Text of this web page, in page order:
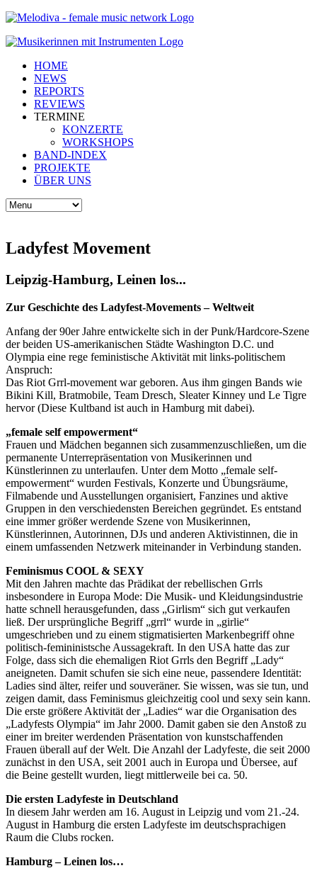
HOME
NEWS
REPORTS
REVIEWS
TERMINE
KONZERTE
WORKSHOPS
BAND-INDEX
PROJEKTE
ÜBER UNS
Ladyfest Movement
Leipzig-Hamburg, Leinen los...
Zur Geschichte des Ladyfest-Movements – Weltweit
Anfang der 90er Jahre entwickelte sich in der Punk/Hardcore-Szene
der beiden US-amerikanischen Städte Washington D.C. und
Olympia eine rege feministische Aktivität mit links-politischem
Anspruch:
Das Riot Grrl-movement war geboren. Aus ihm gingen Bands wie
Bikini Kill, Bratmobile, Team Dresch, Sleater Kinney und Le Tigre
hervor (Diese Kultband ist auch in Hamburg mit dabei).
„female self empowerment“
Frauen und Mädchen begannen sich zusammenzuschließen, um die
permanente Unterrepräsentation von Musikerinnen und
Künstlerinnen zu unterlaufen. Unter dem Motto „female self-
empowerment“ wurden Festivals, Konzerte und Übungsräume,
Filmabende und Ausstellungen organisiert, Fanzines und aktive
Gruppen in den verschiedensten Bereichen gegründet. Es entstand
eine immer größer werdende Szene von Musikerinnen,
Künstlerinnen, Autorinnen, DJs und anderen Aktivistinnen, die in
einem umfassenden Netzwerk miteinander in Verbindung standen.
Feminismus COOL & SEXY
Mit den Jahren machte das Prädikat der rebellischen Grrls
insbesondere in Europa Mode: Die Musik- und Kleidungsindustrie
hatte schnell herausgefunden, dass „Girlism“ sich gut verkaufen
ließ. Der ursprüngliche Begriff „grrl“ wurde in „girlie“
umgeschrieben und zu einem stigmatisierten Markenbegriff ohne
politisch-femininistsche Aussagekraft. In den USA hatte das zur
Folge, dass sich die ehemaligen Riot Grrls den Begriff „Lady“
aneigneten. Damit schufen sie sich eine neue, passendere Identität:
Ladies sind älter, reifer und souveräner. Sie wissen, was sie tun, und
zeigen damit, dass Feminismus gleichzeitig cool und sexy sein kann.
Die erste größere Aktivität der „Ladies“ war die Organisation des
„Ladyfests Olympia“ im Jahr 2000. Damit gaben sie den Anstoß zu
einer im breiter werdenden Präsentation von kunstschaffenden
Frauen überall auf der Welt. Die Anzahl der Ladyfeste, die seit 2000
zunächst in den USA, seit 2001 auch in Europa und Übersee, auf
die Beine gestellt wurden, liegt mittlerweile bei ca. 50.
Die ersten Ladyfeste in Deutschland
In diesem Jahr werden am 16. August in Leipzig und vom 21.-24.
August in Hamburg die ersten Ladyfeste im deutschsprachigen
Raum die Clubs rocken.
Hamburg – Leinen los…